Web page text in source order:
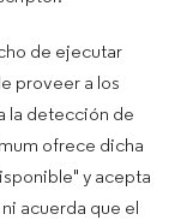
de ejecutar
proveer a los
la detección de
ofrece dicha
y acepta
acuerda que el